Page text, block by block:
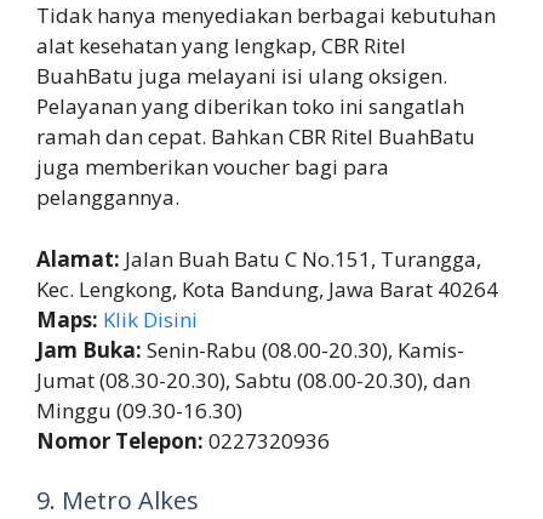
Tidak hanya menyediakan berbagai kebutuhan
alat kesehatan yang lengkap, CBR Ritel
BuahBatu juga melayani isi ulang oksigen.
Pelayanan yang diberikan toko ini sangatlah
ramah dan cepat. Bahkan CBR Ritel BuahBatu
juga memberikan voucher bagi para
pelanggannya.
Alamat: Jalan Buah Batu C No.151, Turangga,
Kec. Lengkong, Kota Bandung, Jawa Barat 40264
Maps: Klik Disini
Jam Buka: Senin-Rabu (08.00-20.30), Kamis-
Jumat (08.30-20.30), Sabtu (08.00-20.30), dan
Minggu (09.30-16.30)
Nomor Telepon: 0227320936
9. Metro Alkes